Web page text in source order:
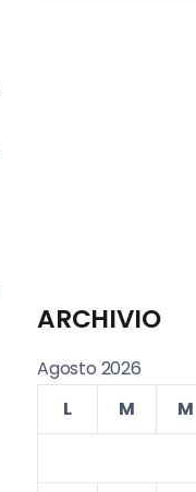
ARCHIVIO
Agosto 2026
L
M M